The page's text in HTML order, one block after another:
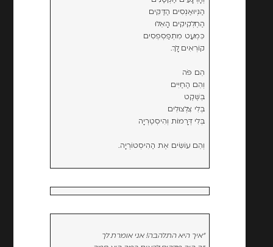
הַנְּיוּאַנְסִים הַדַּקִּים
הַחֶלְקִיקִים הָאֵלּוּ
כִּמְעַט מִתְפַסְפְסִים
קוֹרְאִים לָךְ.
הֵם פֹּה
וְהֵם הַחַיִּים
בְּשֶׁקֶט
בְּלִי צִלְצוּלִים
בְּלִי דְּרָמוֹת וְהִיסְטֶרְיָה
וְהֵם עוֹשִׂים אֶת הַהִיסְטוֹרְיָה.
"איך היא התלהבה! אני אומרת לך